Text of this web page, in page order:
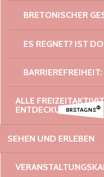
BRETONISCHER
ES REGNET? IST
ALLE
ENTDECKUNGEN
SEHEN UND ERLEBEN